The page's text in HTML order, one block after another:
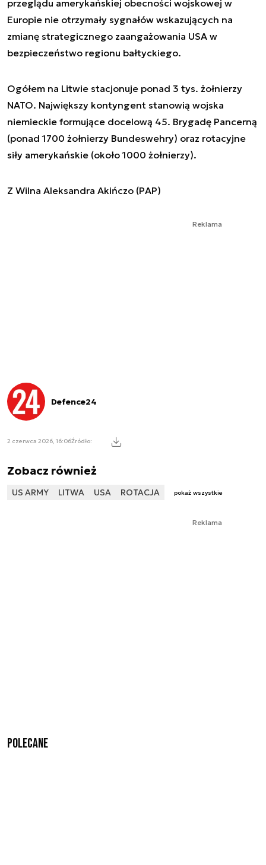
przeglądu amerykańskiej obecności wojskowej w
Europie nie otrzymały sygnałów wskazujących na
zmianę strategicznego zaangażowania USA w
bezpieczeństwo regionu bałtyckiego.
Ogółem na Litwie stacjonuje ponad 3 tys. żołnierzy
NATO. Największy kontyngent stanowią wojska
niemieckie formujące docelową 45. Brygadę Pancerną
(ponad 1700 żołnierzy Bundeswehry) oraz rotacyjne
siły amerykańskie (około 1000 żołnierzy).
Z Wilna Aleksandra Akińczo (PAP)
Reklama
Defence24
2 czerwca 2026, 16:06Źródło:
Zobacz również
US ARMY LITWA USA ROTACJA pokaż wszystkie
Reklama
Polecane